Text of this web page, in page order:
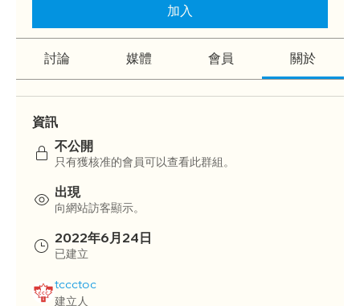
加入
討論 媒體 會員 關於
資訊
不公開
只有獲核准的會員可以查看此群組。
出現
向網站訪客顯示。
2022年6月24日
已建立
tccctoc
建立人